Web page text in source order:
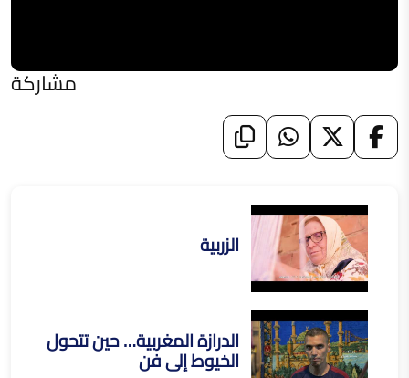
مشاركة
الزربية
الدرازة المغربية… حين تتحول
الخيوط إلى فن